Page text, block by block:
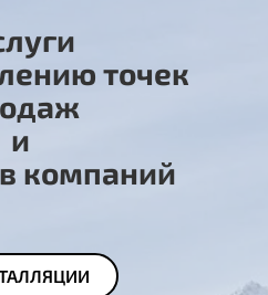
точек
и
компаний